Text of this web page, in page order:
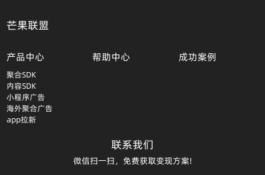
芒果联盟
产品中心
聚合SDK
内容SDK
小程序广告
海外聚合广告
app拉新
帮助中心 成功案例
联系我们
微信扫一扫，免费获取变现方案!